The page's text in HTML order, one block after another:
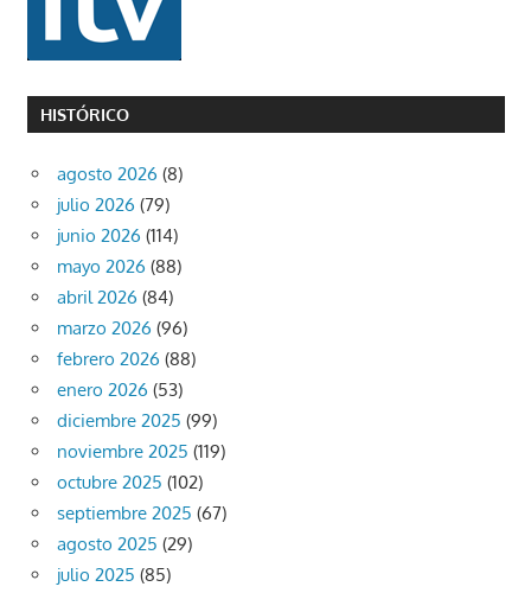
HISTÓRICO
agosto 2026 (8)
julio 2026 (79)
junio 2026 (114)
mayo 2026 (88)
abril 2026 (84)
marzo 2026 (96)
febrero 2026 (88)
enero 2026 (53)
diciembre 2025 (99)
noviembre 2025 (119)
octubre 2025 (102)
septiembre 2025 (67)
agosto 2025 (29)
julio 2025 (85)